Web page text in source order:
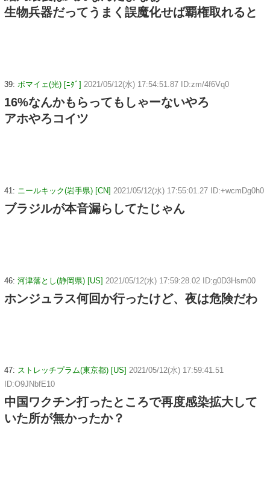
生物兵器だってうまく誤魔化せば覇権取れると
39: ボマイェ(光) [ﾆﾀﾞ] 2021/05/12(水) 17:54:51.87 ID:zm/4f6Vq0
16%なんかもらってもしゃーないやろ
アホやろコイツ
41: ニールキック(岩手県) [CN] 2021/05/12(水) 17:55:01.27 ID:+wcmDg0h0
ブラジルが本音漏らしてたじゃん
46: 河津落とし(静岡県) [US] 2021/05/12(水) 17:59:28.02 ID:g0D3Hsm00
ホンジュラス何回か行ったけど、夜は危険だわ
47: ストレッチプラム(東京都) [US] 2021/05/12(水) 17:59:41.51
ID:O9JNbfE10
中国ワクチン打ったところで再度感染拡大して
いた所が無かったか？